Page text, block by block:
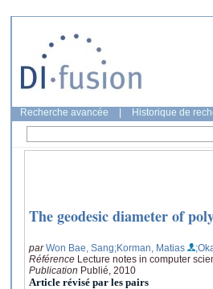
Recherche avancée Historique de
The geodesic diameter of
parWon Bae, Sang;Korman, Matias
Référence Lecture notes in computer
Publication Publié, 2010
Article révisé par les pairs